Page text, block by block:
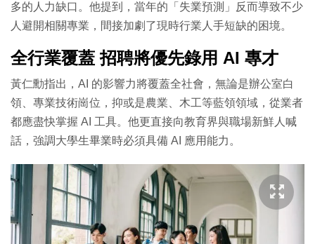
多的人力缺口。他提到，當年的「失業預測」反而導致不少
人避開相關專業，間接加劇了現時行業人手短缺的困境。
全行業覆蓋 招聘將優先錄用 AI 專才
黃仁勳指出，AI 的影響力將覆蓋全社會，無論是辦公室白
領、專業技術崗位，抑或是農業、木工等藍領領域，從業者
都應盡快掌握 AI 工具。他更直接向教育界與職場新鮮人喊
話，強調大學生畢業時必須具備 AI 應用能力。